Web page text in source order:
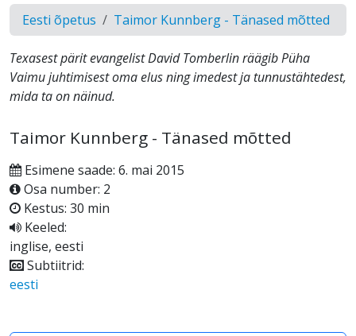
Eesti õpetus Taimor Kunnberg - Tänased mõtted
Texasest pärit evangelist David Tomberlin räägib Püha
Vaimu juhtimisest oma elus ning imedest ja tunnustähtedest,
mida ta on näinud.
Taimor Kunnberg - Tänased mõtted
Esimene saade: 6. mai 2015
Osa number: 2
Kestus: 30 min
Keeled:
inglise, eesti
Subtiitrid:
eesti